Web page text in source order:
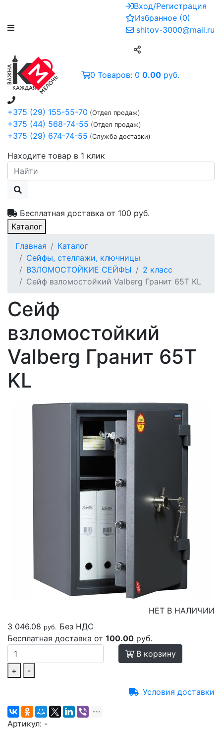
Вход/Регистрация
Избранное (0)
shitov-3000@mail.ru
+375 (29) 155-55-70 (Отдел продаж)
+375 (44) 568-74-55 (Отдел продаж)
+375 (29) 674-74-55 (Служба доставки)
Находите товар в 1 клик
Бесплатная доставка от 100 руб.
0 Товаров: 0 0.00 руб.
Каталог
Главная
Каталог
Сейфы, стеллажи, ключницы
ВЗЛОМОСТОЙКИЕ СЕЙФЫ
2 класс
Сейф взломостойкий Valberg Гранит 65Т KL
Сейф
взломостойкий
Valberg Гранит 65Т
KL
НЕТ В НАЛИЧИИ
3 046.08 руб. Без НДС
Бесплатная доставка от 100.00 руб.
+ -
В корзину
Условия доставки
Артикул: -